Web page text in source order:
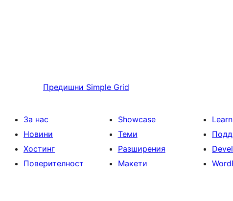
Предишни Simple Grid
За нас
Новини
Хостинг
Поверителност
Showcase
Теми
Разширения
Макети
Learn